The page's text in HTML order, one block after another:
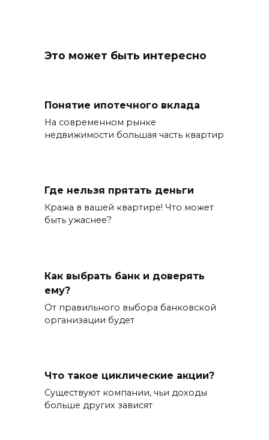
Это может быть интересно
Понятие ипотечного вклада
На современном рынке
недвижимости большая часть квартир
Где нельзя прятать деньги
Кража в вашей квартире! Что может
быть ужаснее?
Как выбрать банк и доверять
ему?
От правильного выбора банковской
организации будет
Что такое циклические акции?
Существуют компании, чьи доходы
больше других зависят